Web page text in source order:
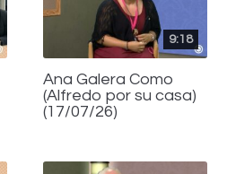
9:18
Ana Galera Como
(Alfredo por su casa)
(17/07/26)